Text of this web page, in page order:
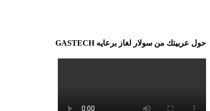
حول عربيتك من سولار لغاز برعايه GASTECH